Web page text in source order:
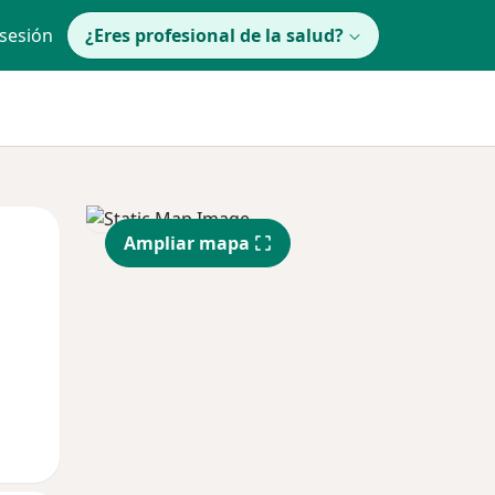
¿Eres profesional de la salud?
Mié
12 Ago
Jue
13 Ago
Ampliar mapa